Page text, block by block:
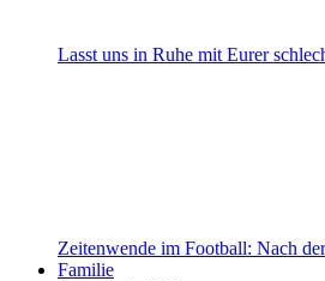
Lasst uns in Ruhe mit Eurer
Zeitenwende im Football: Nach
Familie